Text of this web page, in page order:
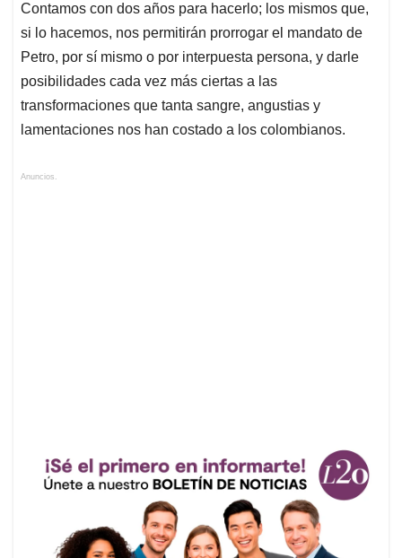
Contamos con dos años para hacerlo; los mismos que,
si lo hacemos, nos permitirán prorrogar el mandato de
Petro, por sí mismo o por interpuesta persona, y darle
posibilidades cada vez más ciertas a las
transformaciones que tanta sangre, angustias y
lamentaciones nos han costado a los colombianos.
Anuncios.